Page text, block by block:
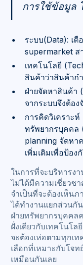
การใช้ข้อมูล
ระบบ(Data): เ
supermarket ส
เทคโนโลยี
สินค้าว่าสินค้าก
ฝ่ายจัดหาสินค้า
จากระบบจึงต้อ
การคิดวิเคราะ
ทรัพยากรบุคคล
planning จัดหา
เพิ่มเติมเพื่อป้อ
ในการที่จะบริหารง
ไม่ได้มีความเชี่ยวช
จำเป็นที่จะต้องเห็น
ได้ทำงานแยกส่วนกั
ฝ่ายทรัพยากรบุคคล
ฝั่งเดียวกับเทคโนโ
จะต้องเห่อตามทุกเ
เลือกที่เหมาะกับโจ
เหมือนกันเลย